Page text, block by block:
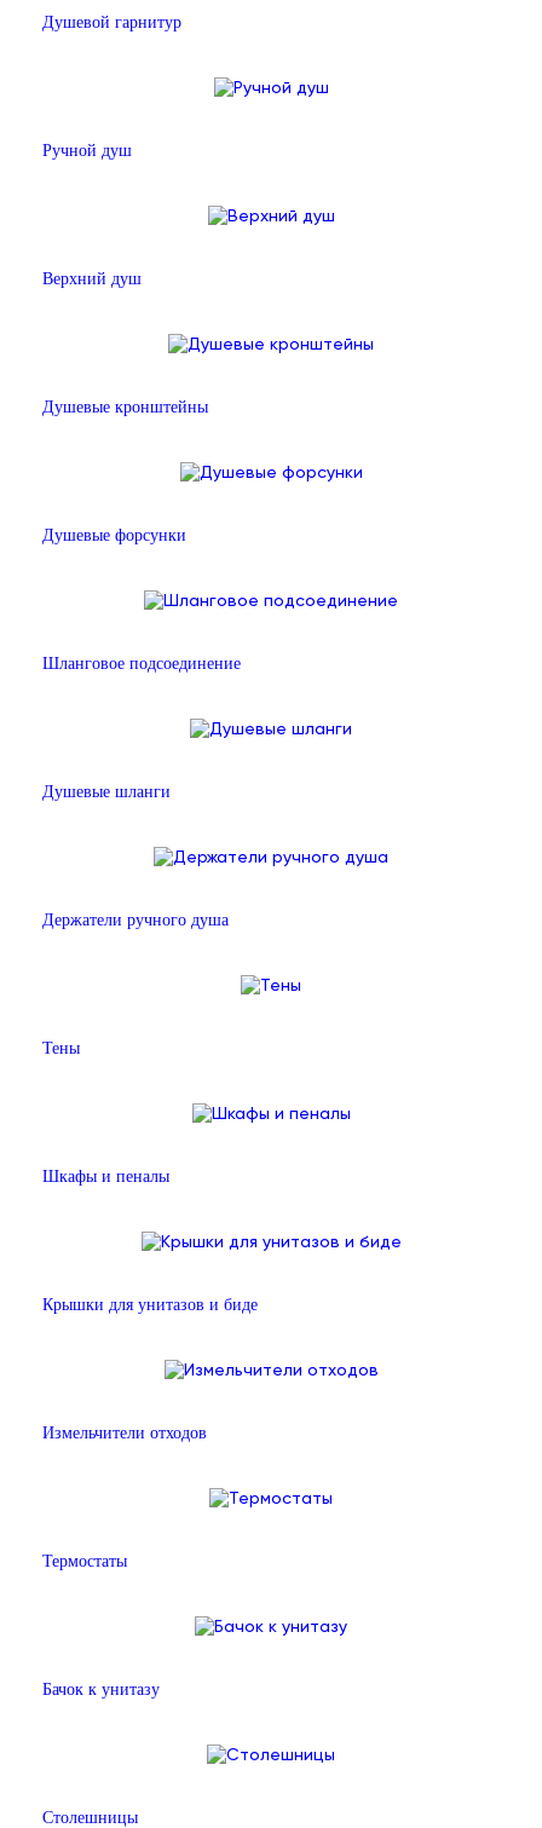
Душевой гарнитур
Ручной душ
Верхний душ
Душевые кронштейны
Душевые форсунки
Шланговое подсоединение
Душевые шланги
Держатели ручного душа
Тены
Шкафы и пеналы
Крышки для унитазов и биде
Измельчители отходов
Термостаты
Бачок к унитазу
Столешницы